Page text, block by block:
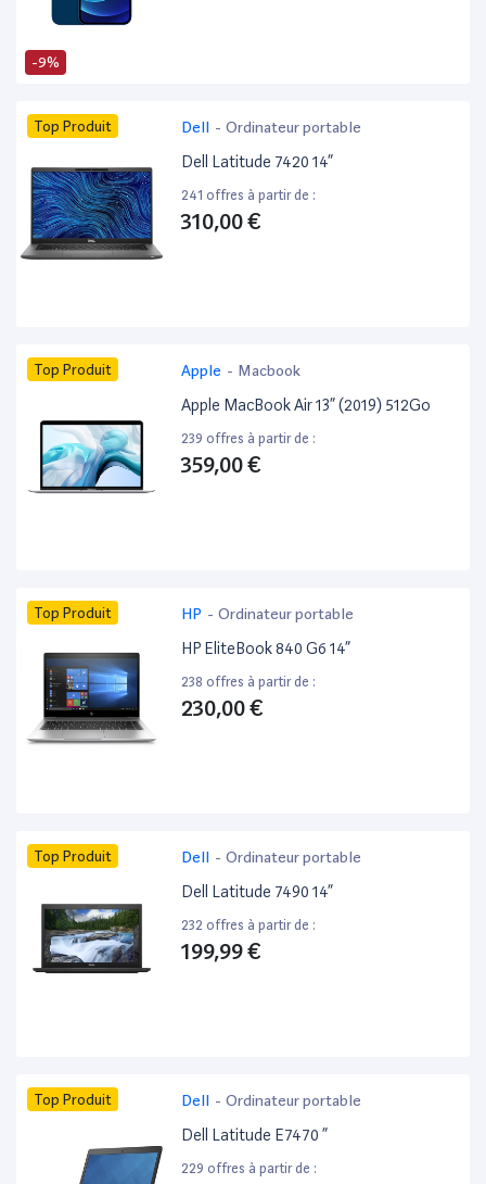
-9%
Top Produit Dell - Ordinateur portable
Dell Latitude 7420 14”
241 offres à partir de :
310,00 €
Top Produit Apple - Macbook
Apple MacBook Air 13” (2019) 512Go
239 offres à partir de :
359,00 €
Top Produit HP - Ordinateur portable
HP EliteBook 840 G6 14”
238 offres à partir de :
230,00 €
Top Produit Dell - Ordinateur portable
Dell Latitude 7490 14”
232 offres à partir de :
199,99 €
Top Produit Dell - Ordinateur portable
Dell Latitude E7470 ”
229 offres à partir de :